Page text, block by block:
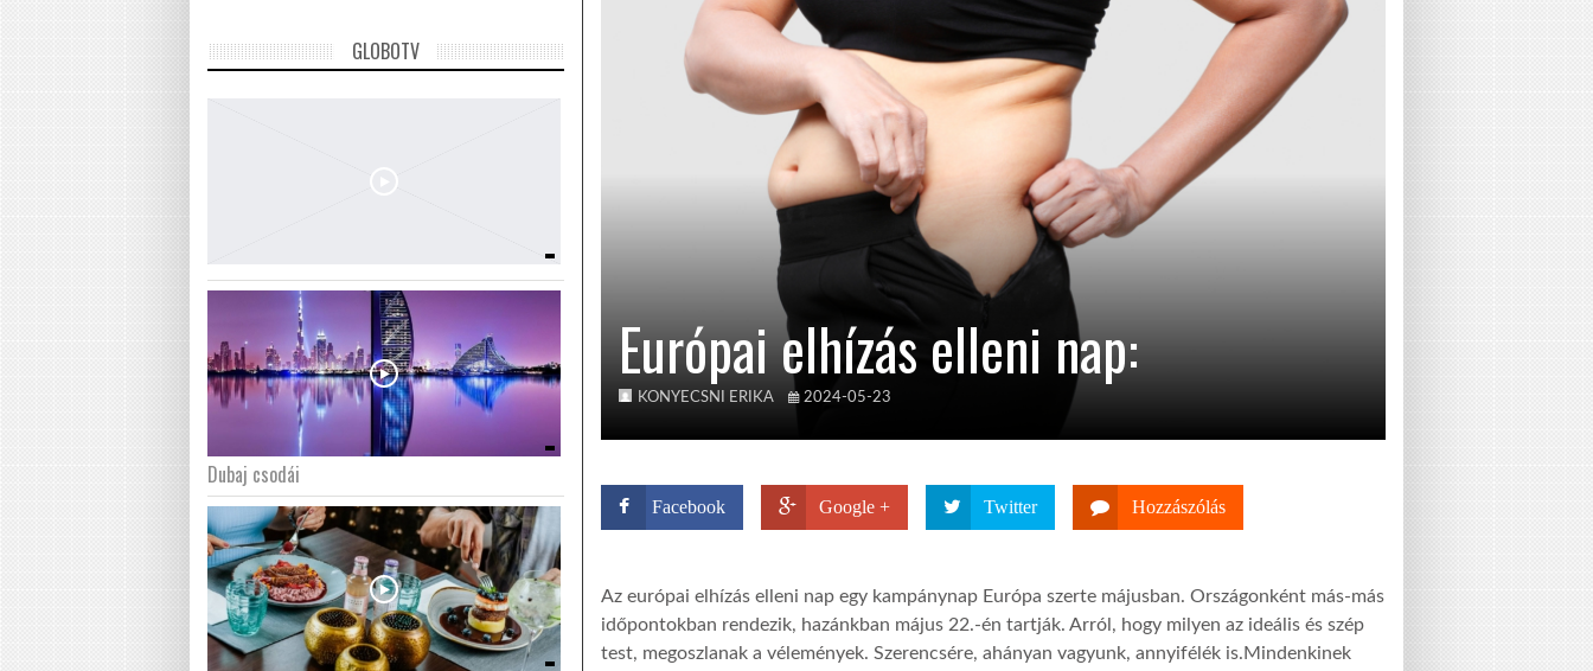
Európai elhízás elleni nap:
KONYECSNI ERIKA 2024-05-23
Facebook Google + Twitter Hozzászólás
Az európai elhízás elleni nap egy kampánynap Európa szerte májusban. Országonként más-más
időpontokban rendezik, hazánkban május 22.-én tartják. Arról, hogy milyen az ideális és szép
test, megoszlanak a vélemények. Szerencsére, ahányan vagyunk, annyifélék is.Mindenkinek
GLOBOTV
Dubaj csodái